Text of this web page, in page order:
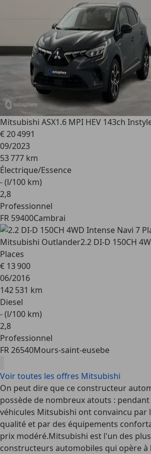
Mitsubishi ASX1.6 MPI HEV 143ch
€ 20 4991
09/2023
53 777 km
Électrique/Essence
- (l/100 km)
2,8
Professionnel
FR 59400Cambrai
Mitsubishi Outlander2.2 DI-D 150CH
Places
€ 13 900
06/2016
142 531 km
Diesel
- (l/100 km)
2,8
Professionnel
FR 26540Mours-saint-eusebe
Voir toutes les offres Mitsubishi
On peut dire que ce constructeur
possède de nombreux atouts : pendant
véhicules Mitsubishi ont convaincu par
qualité et par des équipements
prix modéré.Mitsubishi est l'un des
constructeurs automobiles qui opère à